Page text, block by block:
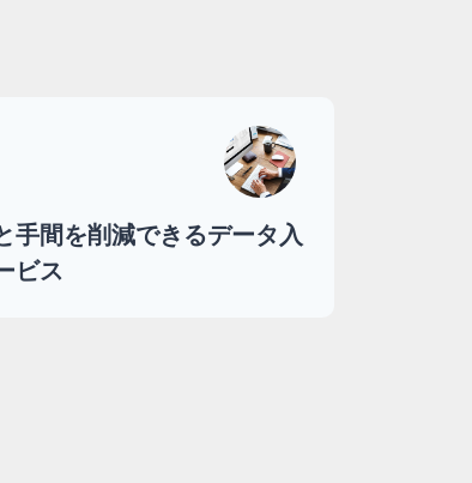
手間を削減できるデータ入
ビス